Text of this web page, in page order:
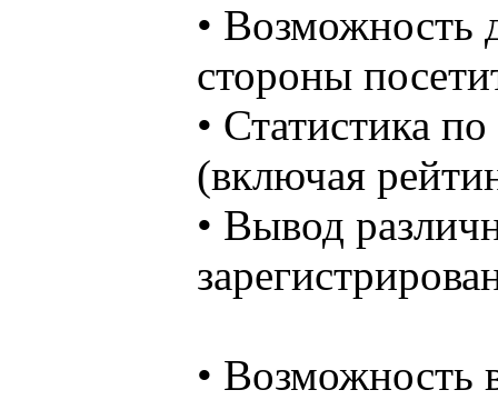
• Возможность
стороны
• Статистика
(включая
• Вывод
• Возможность